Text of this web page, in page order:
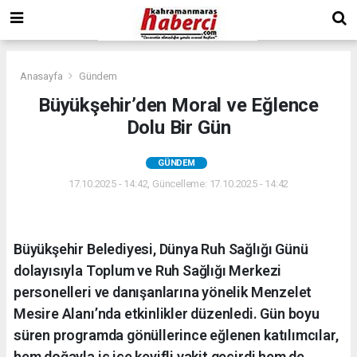
Anasayfa Gündem
Büyükşehir’den Moral ve Eğlence
Dolu Bir Gün
GÜNDEM
17.10.2025 - 14:42, Güncelleme: 17.10.2025 - 14:42
Büyükşehir Belediyesi, Dünya Ruh Sağlığı Günü
dolayısıyla Toplum ve Ruh Sağlığı Merkezi
personelleri ve danışanlarına yönelik Menzelet
Mesire Alanı’nda etkinlikler düzenledi. Gün boyu
süren programda gönüllerince eğlenen katılımcılar,